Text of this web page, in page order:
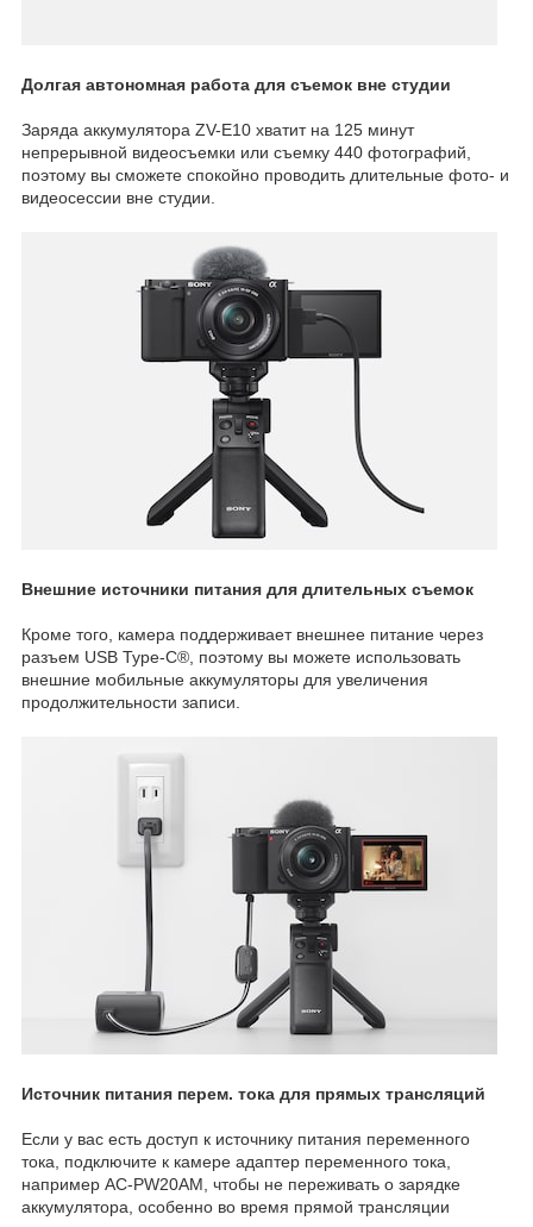
Долгая автономная работа для съемок вне студии
Заряда аккумулятора ZV-E10 хватит на 125 минут
непрерывной видеосъемки или съемку 440 фотографий,
поэтому вы сможете спокойно проводить длительные фото- и
видеосессии вне студии.
Внешние источники питания для длительных съемок
Кроме того, камера поддерживает внешнее питание через
разъем USB Type-C®, поэтому вы можете использовать
внешние мобильные аккумуляторы для увеличения
продолжительности записи.
Источник питания перем. тока для прямых трансляций
Если у вас есть доступ к источнику питания переменного
тока, подключите к камере адаптер переменного тока,
например AC-PW20AM, чтобы не переживать о зарядке
аккумулятора, особенно во время прямой трансляции